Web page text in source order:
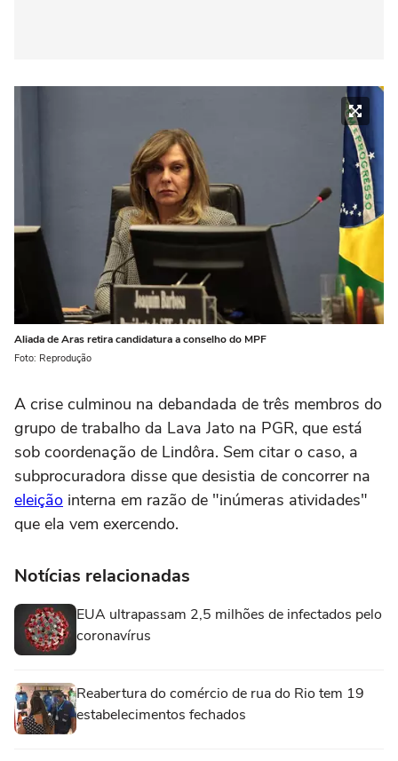
Aliada de Aras retira candidatura a conselho do MPF
Foto: Reprodução
A crise culminou na debandada de três membros do
grupo de trabalho da Lava Jato na PGR, que está
sob coordenação de Lindôra. Sem citar o caso, a
subprocuradora disse que desistia de concorrer na
eleição interna em razão de "inúmeras atividades"
que ela vem exercendo.
Notícias relacionadas
EUA ultrapassam 2,5 milhões de infectados pelo
coronavírus
Reabertura do comércio de rua do Rio tem 19
estabelecimentos fechados